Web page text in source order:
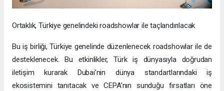
Ortaklık, Türkiye genelindeki roadshowlar ile taçlandırılacak
Bu iş birliği, Türkiye genelinde düzenlenecek roadshowlar ile de
desteklenecek. Bu etkinlikler, Türk iş dünyasıyla doğrudan
iletişim kurarak Dubai’nin dünya standartlarındaki iş
ekosistemini tanıtacak ve CEPA’nın sunduğu fırsatları öne